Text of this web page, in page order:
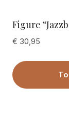
Figure
€ 30,95